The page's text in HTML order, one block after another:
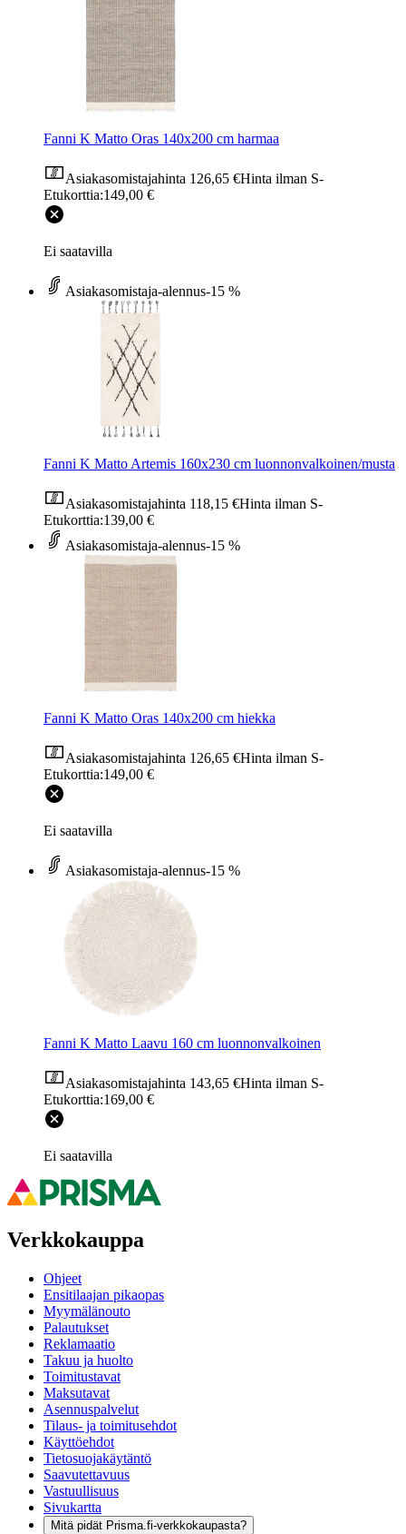
Fanni K Matto Oras 140x200 cm harmaa
Asiakasomistajahinta 126,65 €Hinta ilman S-
Etukorttia:149,00 €
Ei saatavilla
Asiakasomistaja-alennus-15 %
Fanni K Matto Artemis 160x230 cm luonnonvalkoinen/musta
Asiakasomistajahinta 118,15 €Hinta ilman S-
Etukorttia:139,00 €
Asiakasomistaja-alennus-15 %
Fanni K Matto Oras 140x200 cm hiekka
Asiakasomistajahinta 126,65 €Hinta ilman S-
Etukorttia:149,00 €
Ei saatavilla
Asiakasomistaja-alennus-15 %
Fanni K Matto Laavu 160 cm luonnonvalkoinen
Asiakasomistajahinta 143,65 €Hinta ilman S-
Etukorttia:169,00 €
Ei saatavilla
Verkkokauppa
Ohjeet
Ensitilaajan pikaopas
Myymälänouto
Palautukset
Reklamaatio
Takuu ja huolto
Toimitustavat
Maksutavat
Asennuspalvelut
Tilaus- ja toimitusehdot
Käyttöehdot
Tietosuojakäytäntö
Saavutettavuus
Vastuullisuus
Sivukartta
Mitä pidät Prisma.fi-verkkokaupasta?